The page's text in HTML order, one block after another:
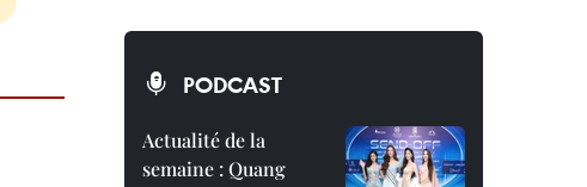
PODCAST
Actualité de la
semaine : Quang